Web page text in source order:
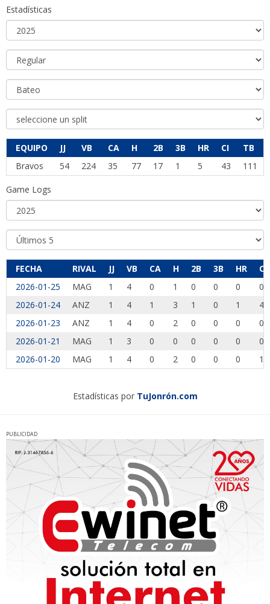
Estadísticas
EQUIPO JJ VB CA H 2B 3B HR CI TB
Bravos
54 224 35 77 17 1 5 43 111
Game Logs
FECHA RIVAL JJ VB CA H 2B 3B HR
CI
2026-01-25
MAG 1 4 0 1 0 0 0
0
2026-01-24
ANZ 1 4 1 3 1 0 1
4
2026-01-23
ANZ 1 4 0 2 0 0 0
0
2026-01-21
MAG 1 3 0 0 0 0 0
0
2026-01-20
MAG 1 4 0 2 0 0 0 1
Estadísticas por TuJonrón.com
PUBLICIDAD